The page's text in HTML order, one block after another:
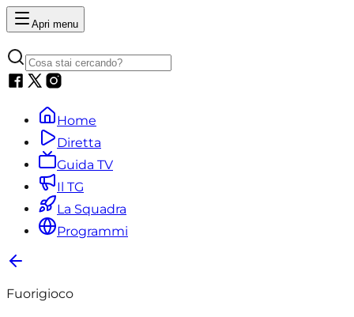
Apri menu
Home
Diretta
Guida TV
Il TG
La Squadra
Programmi
Fuorigioco